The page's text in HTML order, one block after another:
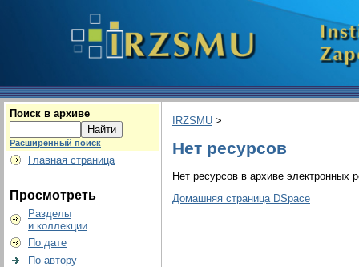
Поиск в архиве
Расширенный поиск
Главная страница
Просмотреть
Разделы
и коллекции
По дате
По автору
IRZSMU >
Нет ресурсов
Нет ресурсов в архиве электронных
Домашняя страница DSpace